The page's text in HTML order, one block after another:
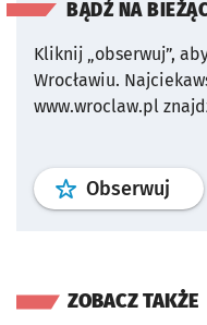
BĄDŹ NA
Kliknij „obserwuj”,
Wrocławiu.
www.wroclaw.pl
Obserwuj profil
ZOBACZ TAKŻE